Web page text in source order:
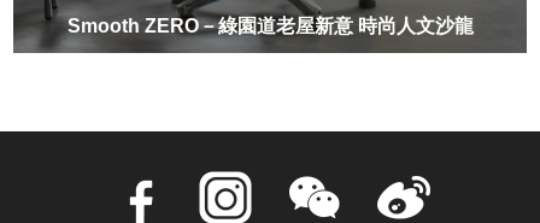
Smooth ZERO－綠園道老屋新意 時尚人文沙龍